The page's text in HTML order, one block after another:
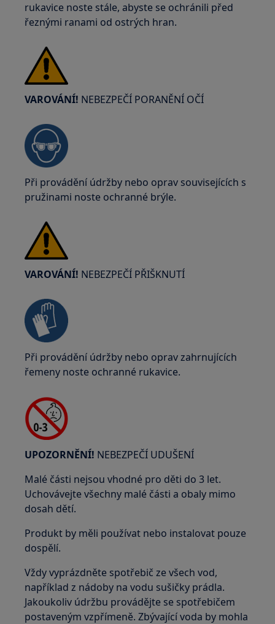
rukavice noste stále, abyste se ochránili před
řeznými ranami od ostrých hran.
VAROVÁNÍ! NEBEZPEČÍ PORANĚNÍ OČÍ
Při provádění údržby nebo oprav souvisejících s
pružinami noste ochranné brýle.
VAROVÁNÍ! NEBEZPEČÍ PŘIŠKNUTÍ
Při provádění údržby nebo oprav zahrnujících
řemeny noste ochranné rukavice.
UPOZORNĚNÍ! NEBEZPEČÍ UDUŠENÍ
Malé části nejsou vhodné pro děti do 3 let.
Uchovávejte všechny malé části a obaly mimo
dosah dětí.
Produkt by měli používat nebo instalovat pouze
dospělí.
Vždy vyprázdněte spotřebič ze všech vod,
například z nádoby na vodu sušičky prádla.
Jakoukoliv údržbu provádějte se spotřebičem
postaveným vzpřímeně. Zbývající voda by mohla